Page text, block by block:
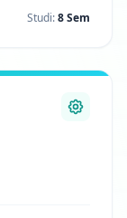
Studi:8 Sem